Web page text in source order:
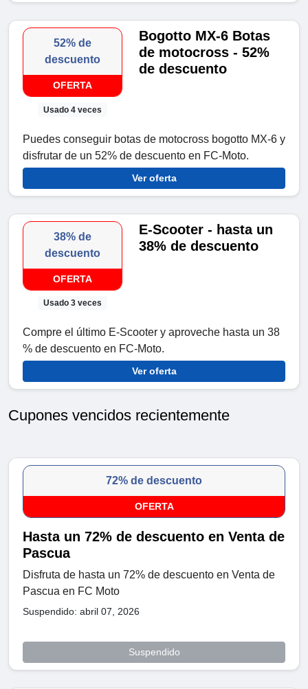
52% de
descuento
OFERTA
Usado 4 veces
Bogotto MX-6 Botas
de motocross - 52%
de descuento
Puedes conseguir botas de motocross bogotto MX-6 y
disfrutar de un 52% de descuento en FC-Moto.
Ver oferta
38% de
descuento
OFERTA
Usado 3 veces
E-Scooter - hasta un
38% de descuento
Compre el último E-Scooter y aproveche hasta un 38
% de descuento en FC-Moto.
Ver oferta
Cupones vencidos recientemente
72% de descuento
OFERTA
Hasta un 72% de descuento en Venta de
Pascua
Disfruta de hasta un 72% de descuento en Venta de
Pascua en FC Moto
Suspendido: abril 07, 2026
Suspendido